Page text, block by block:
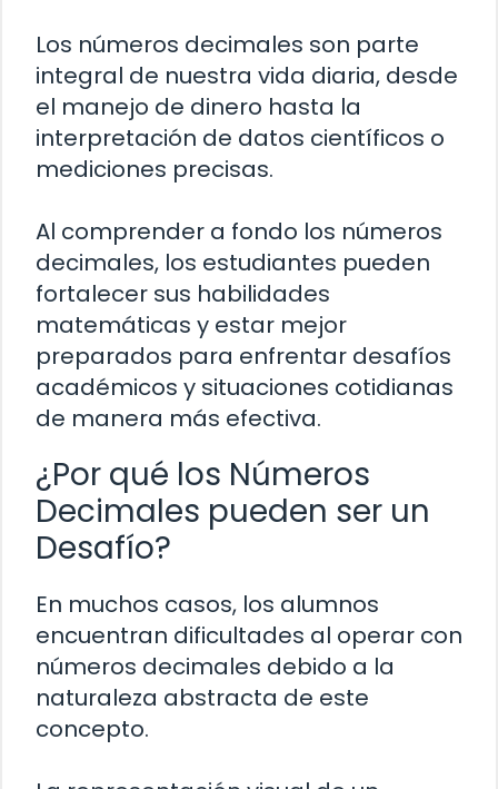
Los números decimales son parte
integral de nuestra vida diaria, desde
el manejo de dinero hasta la
interpretación de datos científicos o
mediciones precisas.
Al comprender a fondo los números
decimales, los estudiantes pueden
fortalecer sus habilidades
matemáticas y estar mejor
preparados para enfrentar desafíos
académicos y situaciones cotidianas
de manera más efectiva.
¿Por qué los Números
Decimales pueden ser un
Desafío?
En muchos casos, los alumnos
encuentran dificultades al operar con
números decimales debido a la
naturaleza abstracta de este
concepto.